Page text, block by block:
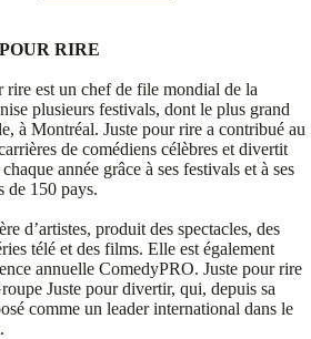
RIRE
rire est un chef de file mondial de la
plusieurs festivals, dont le plus grand
à Montréal. Juste pour rire a contribué au
de comédiens célèbres et divertit
année grâce à ses festivals et à ses
de 150 pays.
d’artistes, produit des spectacles, des
télé et des films. Elle est également
annuelle ComedyPRO. Juste pour rire
Juste pour divertir, qui, depuis sa
comme un leader international dans le